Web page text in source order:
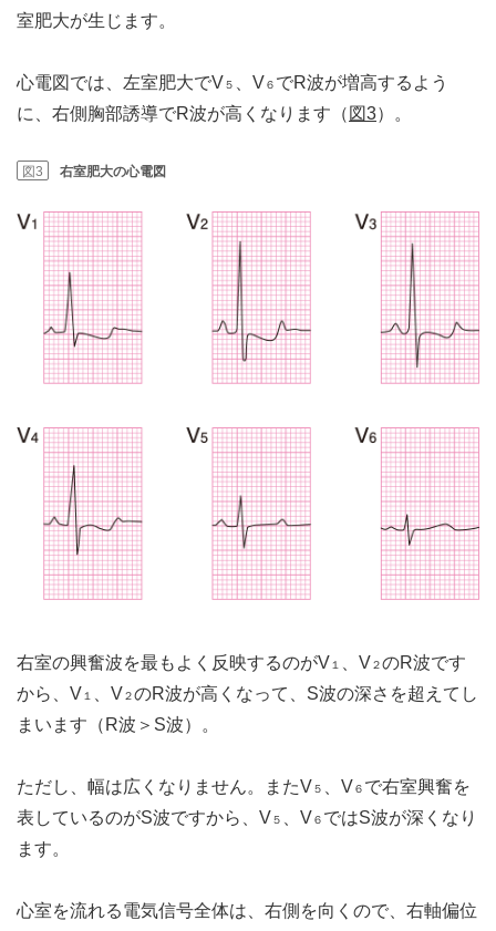
室肥大が生じます。
心電図では、左室肥大でV５ 、V６ でR波が増高するよう
に、右側胸部誘導でR波が高くなります（ 図3）。
図3 右室肥大の心電図
右室の興奮波を最もよく反映するのがV１ 、V２のR波です
から、V１ 、V２のR波が高くなって、S波の深さを超えてし
まいます（R波＞S波）。
ただし、幅は広くなりません。またV５ 、V６ で右室興奮を
表しているのがS波ですから、V５ 、V６ ではS波が深くなり
ます。
心室を流れる電気信号全体は、右側を向くので、右軸偏位